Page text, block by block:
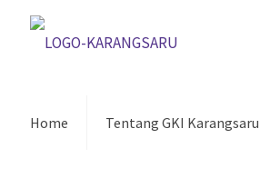
Home Tentang GKI Karangsaru